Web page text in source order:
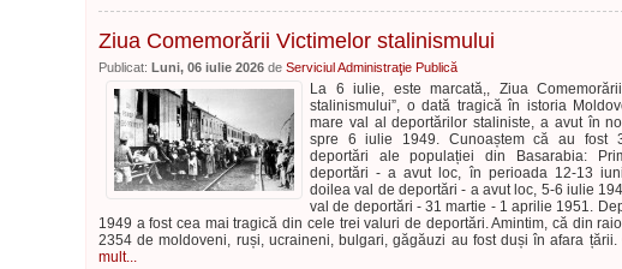
Ziua Comemorării Victimelor stalinismului
Publicat: Luni, 06 iulie 2026 de Serviciul Administraţie Publică
La 6 iulie, este marcată,, Ziua
stalinismului”, o dată tragică în istoria
mare val al deportărilor staliniste, a avut în
spre 6 iulie 1949. Cunoaștem că au fost
deportări ale populației din Basarabia:
deportări - a avut loc, în perioada 12-13
doilea val de deportări - a avut loc, 5-6 iulie
val de deportări - 31 martie - 1 aprilie 1951.
1949 a fost cea mai tragică din cele trei valuri de deportări. Amintim, că din
2354 de moldoveni, ruși, ucraineni, bulgari, găgăuzi au fost duși în afara țării.
mult...